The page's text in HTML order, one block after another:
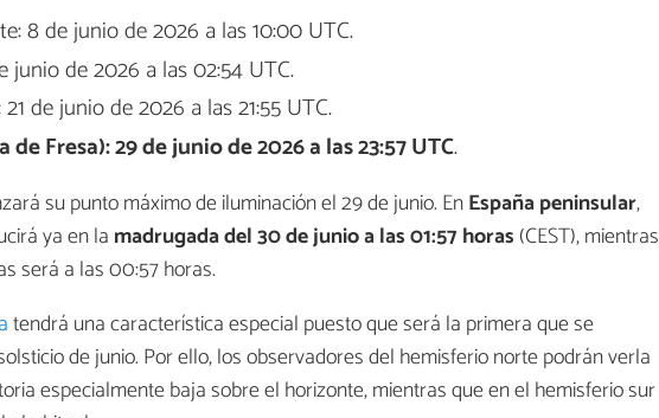
8 de junio de 2026 a las 10:00 UTC.
junio de 2026 a las 02:54 UTC.
de junio de 2026 a las 21:55 UTC.
Fresa): 29 de junio de 2026 a las 23:57 UTC.
su punto máximo de iluminación el 29 de junio. EnEspaña peninsular,
ya en la madrugada del 30 de junio a las 01:57 horas (CEST), mientras
será a las 00:57 horas.
tendrá una característica especial puesto que será la primera que se
de junio. Por ello, los observadores del hemisferio norte podrán verla
especialmente baja sobre el horizonte, mientras que en el hemisferio sur